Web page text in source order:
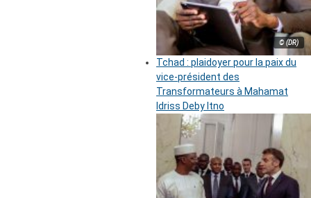
© (DR)
Tchad : plaidoyer pour la paix du
vice-président des
Transformateurs à Mahamat
Idriss Deby Itno